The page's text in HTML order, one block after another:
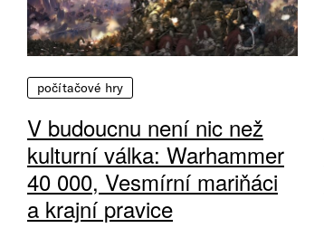
počítačové hry
V budoucnu není nic než
kulturní válka: Warhammer
40 000, Vesmírní mariňáci
a krajní pravice